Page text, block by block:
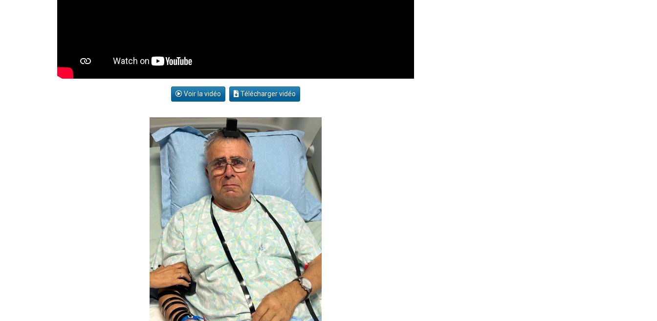
Voir la vidéo Télécharger vidéo